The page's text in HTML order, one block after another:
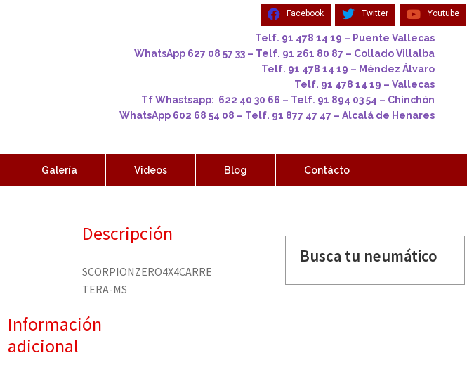
Facebook Twitter Youtube
Telf. 91 478 14 19 – Puente Vallecas
WhatsApp 627 08 57 33 – Telf. 91 261 80 87 – Collado Villalba
Telf. 91 478 14 19 – Méndez Álvaro
Telf. 91 478 14 19 – Vallecas
Tf Whastsapp: 622 40 30 66 – Telf. 91 894 03 54 – Chinchón
WhatsApp 602 68 54 08 – Telf. 91 877 47 47 – Alcalá de Henares
Galería Videos Blog Contácto
Descripción
SCORPIONZERO4X4CARRE
TERA-MS
Información
adicional
Busca tu neumático